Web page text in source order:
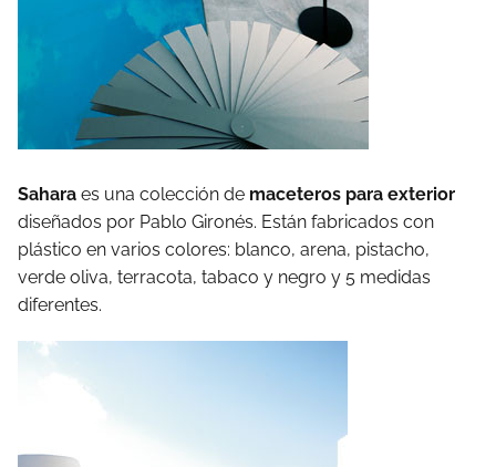
Sahara es una colección de maceteros para exterior
diseñados por Pablo Gironés. Están fabricados con
plástico en varios colores: blanco, arena, pistacho,
verde oliva, terracota, tabaco y negro y 5 medidas
diferentes.